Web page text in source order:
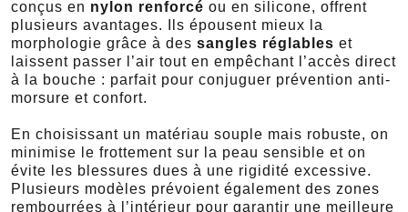
conçus en nylon renforcé ou en silicone, offrent
plusieurs avantages. Ils épousent mieux la
morphologie grâce à des sangles réglables et
laissent passer l’air tout en empêchant l’accès direct
à la bouche : parfait pour conjuguer prévention anti-
morsure et confort.
En choisissant un matériau souple mais robuste, on
minimise le frottement sur la peau sensible et on
évite les blessures dues à une rigidité excessive.
Plusieurs modèles prévoient également des zones
rembourrées à l’intérieur pour garantir une meilleure